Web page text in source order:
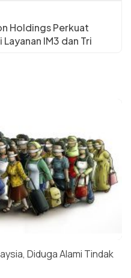
Holdings Perkuat
IM3 dan Tri
Diduga Alami Tindak